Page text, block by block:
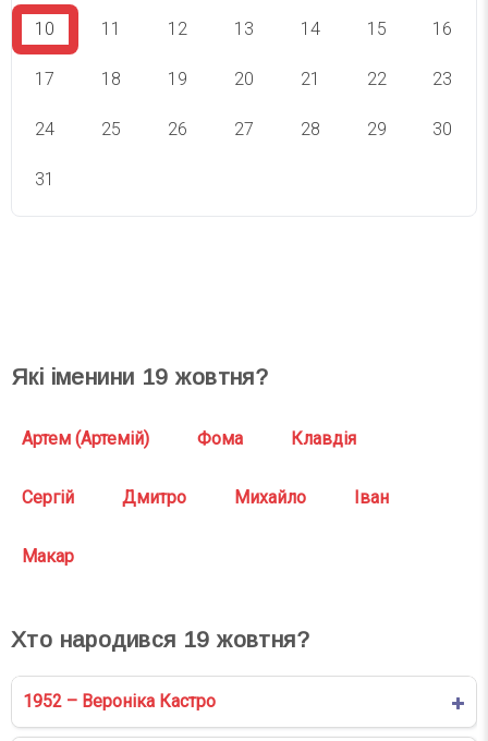
10 11 12 13 14 15 16
17 18 19 20 21 22 23
24 25 26 27 28 29 30
31
Які іменини 19 жовтня?
Артем (Артемій) Фома Клавдія
Сергій Дмитро Михайло Іван
Макар
Хто народився 19 жовтня?
1952 – Вероніка Кастро